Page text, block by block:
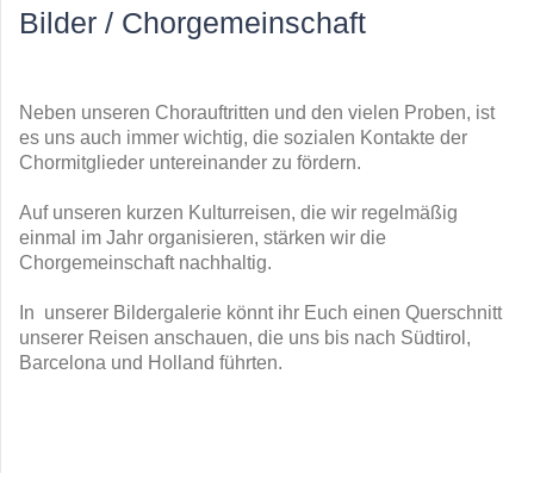
Bilder / Chorgemeinschaft
Neben unseren Chorauftritten und den vielen Proben, ist
es uns auch immer wichtig, die sozialen Kontakte der
Chormitglieder untereinander zu fördern.
Auf unseren kurzen Kulturreisen, die wir regelmäßig
einmal im Jahr organisieren, stärken wir die
Chorgemeinschaft nachhaltig.
In unserer Bildergalerie könnt ihr Euch einen Querschnitt
unserer Reisen anschauen, die uns bis nach Südtirol,
Barcelona und Holland führten.